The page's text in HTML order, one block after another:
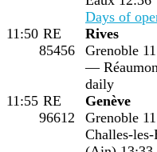
Days of
11:50 RE
85456
Rives
Grenoble
—
daily
11:55 RE
96612
Genève
Grenoble
Challes-